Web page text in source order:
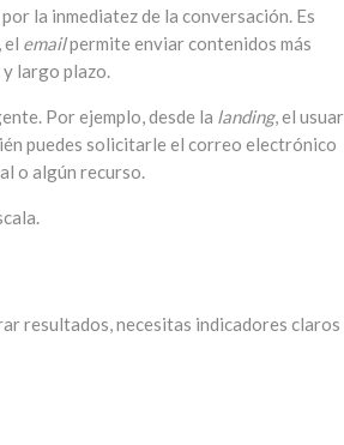
la inmediatez de la conversación. Es
el emailpermite enviar contenidos más
largo plazo.
Por ejemplo, desde la landing, el
puedes solicitarle el correo electrónico
o algún recurso.
resultados, necesitas indicadores claros